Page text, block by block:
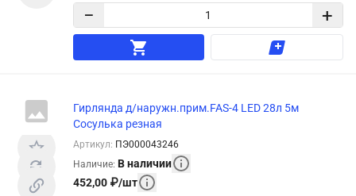
− +
Гирлянда д/наружн.прим.FAS-4 LED 28л 5м
Сосулька резная
Артикул: ПЭ000043246
Наличие: В наличии
452,00 ₽/шт